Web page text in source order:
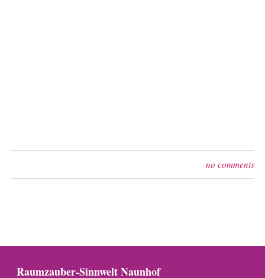
no comments
Raumzauber-Sinnwelt Naunhof